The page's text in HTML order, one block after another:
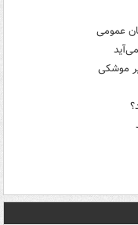
موشکی